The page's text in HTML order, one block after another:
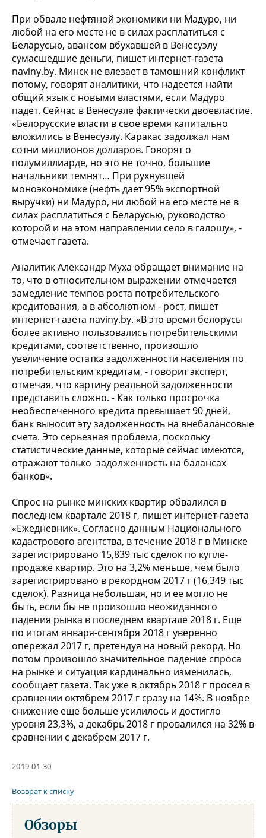
При обвале нефтяной экономики ни Мадуро, ни
любой на его месте не в силах расплатиться с
Беларусью, авансом вбухавшей в Венесуэлу
сумасшедшие деньги, пишет интернет-газета
naviny.by. Минск не влезает в тамошний конфликт
потому, говорят аналитики, что надеется найти
общий язык с новыми властями, если Мадуро
падет. Сейчас в Венесуэле фактически двоевластие.
«Белорусские власти в свое время капитально
вложились в Венесуэлу. Каракас задолжал нам
сотни миллионов долларов. Говорят о
полумиллиарде, но это не точно, большие
начальники темнят… При рухнувшей
моноэкономике (нефть дает 95% экспортной
выручки) ни Мадуро, ни любой на его месте не в
силах расплатиться с Беларусью, руководство
которой и на этом направлении село в галошу», -
отмечает газета.
Аналитик Александр Муха обращает внимание на
то, что в относительном выражении отмечается
замедление темпов роста потребительского
кредитования, а в абсолютном - рост, пишет
интернет-газета naviny.by. «В это время белорусы
более активно пользовались потребительскими
кредитами, соответственно, произошло
увеличение остатка задолженности населения по
потребительским кредитам, - говорит эксперт,
отмечая, что картину реальной задолженности
представить сложно. - Как только просрочка
необеспеченного кредита превышает 90 дней,
банк выносит эту задолженность на внебалансовые
счета. Это серьезная проблема, поскольку
статистические данные, которые сейчас имеются,
отражают только задолженность на балансах
банков».
Спрос на рынке минских квартир обвалился в
последнем квартале 2018 г, пишет интернет-газета
«Ежедневник». Согласно данным Национального
кадастрового агентства, в течение 2018 г в Минске
зарегистрировано 15,839 тыс сделок по купле-
продаже квартир. Это на 3,2% меньше, чем было
зарегистрировано в рекордном 2017 г (16,349 тыс
сделок). Разница небольшая, но и ее могло не
быть, если бы не произошло неожиданного
падения рынка в последнем квартале 2018 г. Еще
по итогам января-сентября 2018 г уверенно
опережал 2017 г, претендуя на новый рекорд. Но
потом произошло значительное падение спроса
на рынке и ситуация кардинально изменилась,
сообщает газета. Так уже в октябрь 2018 г просел в
сравнении октябрем 2017 г сразу на 14%. В ноябре
снижение еще больше усилилось и достигло
уровня 23,3%, а декабрь 2018 г провалился на 32% в
сравнении с декабрем 2017 г.
2019-01-30
Возврат к списку
Обзоры